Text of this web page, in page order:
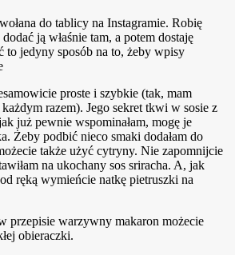
do tablicy na Instagramie. Robię
ją właśnie tam, a potem dostaję
to jedyny sposób na to, żeby wpisy
proste i szybkie (tak, mam
razem). Jego sekret tkwi w sosie z
już pewnie wspominałam, mogę je
Żeby podbić nieco smaki dodałam do
także użyć cytryny. Nie zapomnijcie
na ukochany sos sriracha. A, jak
ręką wymieńcie natkę pietruszki na
przepisie warzywny makaron możecie
obieraczki.